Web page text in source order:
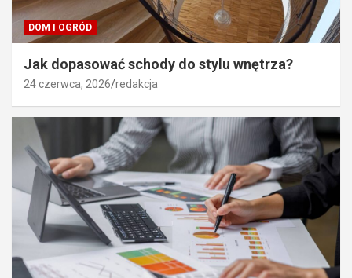
DOM I OGRÓD
Jak dopasować schody do stylu wnętrza?
24 czerwca, 2026 redakcja